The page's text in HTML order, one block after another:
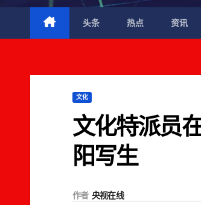
头条 热点 资讯
文化
文化特派员
阳写生
作者 央视在线